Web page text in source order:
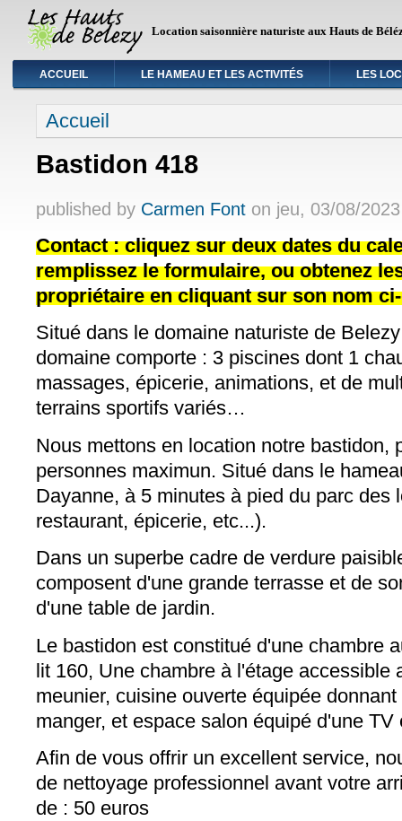
Location saisonnière naturiste aux Hauts de
ACCUEIL LE HAMEAU ET LES ACTIVITÉS LES
Vous êtes ici
Accueil
Bastidon 418
published by Carmen Font on jeu, 03/08/
Contact : cliquez sur deux dates du
remplissez le formulaire, ou obtenez
propriétaire en cliquant sur son nom
Situé dans le domaine naturiste de
domaine comporte : 3 piscines dont 1
massages, épicerie, animations, et de
terrains sportifs variés…
Nous mettons en location notre bastidon,
personnes maximun. Situé dans le
Dayanne, à 5 minutes à pied du parc des
restaurant, épicerie, etc...).
Dans un superbe cadre de verdure
composent d'une grande terrasse et de
d'une table de jardin.
Le bastidon est constitué d'une chambre
lit 160, Une chambre à l'étage accessible
meunier, cuisine ouverte équipée
manger, et espace salon équipé d'une TV
Afin de vous offrir un excellent service,
de nettoyage professionnel avant votre
de : 50 euros